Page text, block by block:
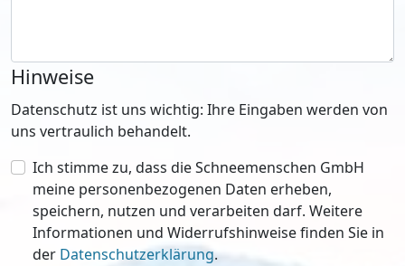
Hinweise
Datenschutz ist uns wichtig: Ihre Eingaben werden von
uns vertraulich behandelt.
Ich stimme zu, dass die Schneemenschen GmbH
meine personenbezogenen Daten erheben,
speichern, nutzen und verarbeiten darf. Weitere
Informationen und Widerrufshinweise finden Sie in
der Datenschutzerklärung.